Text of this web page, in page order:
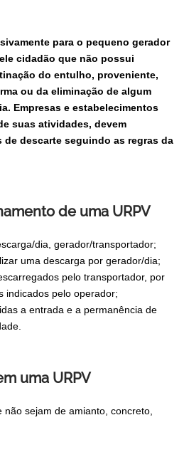
para o pequeno gerador
cidadão que não possui
do entulho, proveniente,
ou da eliminação de algum
Empresas e estabelecimentos
suas atividades, devem
descarte seguindo as regras da
de uma URPV
dia, gerador/transportador;
uma descarga por gerador/dia;
pelo transportador, por
indicados pelo operador;
a entrada e a permanência de
uma URPV
sejam de amianto, concreto,